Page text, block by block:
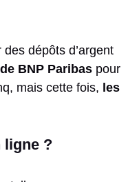
dépôts d’argent
BNP Paribas pour
mais cette fois, les
ligne ?